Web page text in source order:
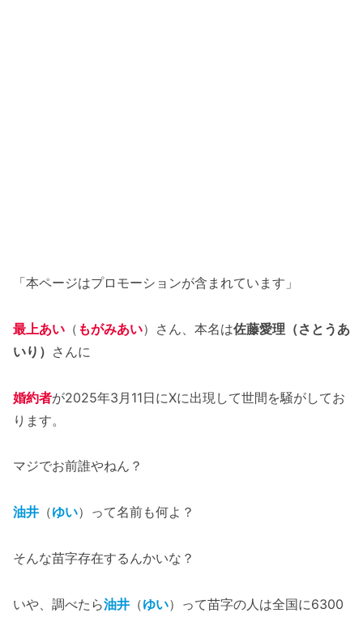
「本ページはプロモーションが含まれています」
最上あい （ もがみあい）さん、本名は佐藤愛理（さとうあ
いり） さんに
婚約者が2025年3月11日にXに出現して世間を騒がしてお
ります。
マジでお前誰やねん？
油井 （ゆい）って名前も何よ？
そんな苗字存在するんかいな？
いや、調べたら油井 （ゆい）って苗字の人は全国に6300